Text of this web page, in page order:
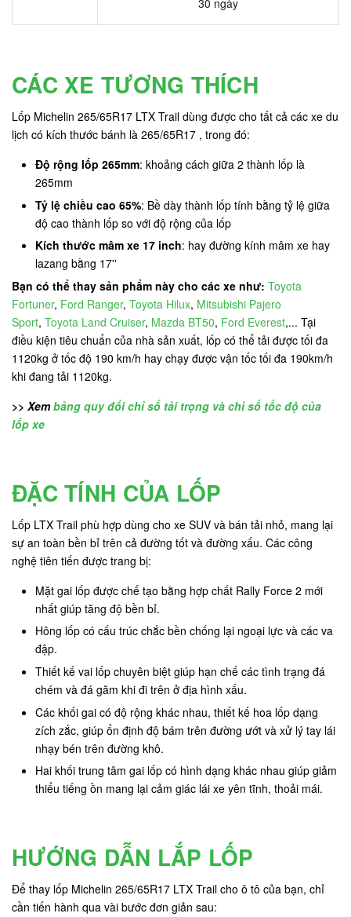
CÁC XE TƯƠNG THÍCH
Lốp Michelin 265/65R17 LTX Trail dùng được cho tất cả các xe du
lịch có kích thước bánh là 265/65R17 , trong đó:
Độ rộng lốp 265mm: khoảng cách giữa 2 thành lốp là
265mm
Tỷ lệ chiều cao 65%: Bề dày thành lốp tính bằng tỷ lệ giữa
độ cao thành lốp so với độ rộng của lốp
Kích thước mâm xe 17 inch: hay đường kính mâm xe hay
lazang bằng 17''
Bạn có thể thay sản phẩm này cho các xe như: Toyota
Fortuner, Ford Ranger, Toyota Hilux, Mitsubishi Pajero
Sport, Toyota Land Cruiser, Mazda BT50, Ford Everest,... Tại
điều kiện tiêu chuẩn của nhà sản xuất, lốp có thể tải được tối đa
1120kg ở tốc độ 190 km/h hay chạy được vận tốc tối đa 190km/h
khi đang tải 1120kg.
>> Xembảng quy đổi chỉ số tải trọng và chỉ số tốc độ của
lốp xe
ĐẶC TÍNH CỦA LỐP
Lốp LTX Trail phù hợp dùng cho xe SUV và bán tải nhỏ, mang lại
sự an toàn bền bỉ trên cả đường tốt và đường xấu. Các công
nghệ tiên tiến được trang bị:
Mặt gai lốp được chế tạo bằng hợp chất Rally Force 2 mới
nhất giúp tăng độ bền bỉ.
Hông lốp có cấu trúc chắc bền chống lại ngoại lực và các va
đập.
Thiết kế vai lốp chuyên biệt giúp hạn chế các tình trạng đá
chém và đá găm khi đi trên ở địa hình xấu.
Các khối gai có độ rộng khác nhau, thiết kế hoa lốp dạng
zích zắc, giúp ổn định độ bám trên đường ướt và xử lý tay lái
nhạy bén trên đường khô.
Hai khối trung tâm gai lốp có hình dạng khác nhau giúp giảm
thiểu tiếng ồn mang lại cảm giác lái xe yên tĩnh, thoải mái.
HƯỚNG DẪN LẮP LỐP
Để thay lốp Michelin 265/65R17 LTX Trail cho ô tô của bạn, chỉ
cần tiến hành qua vài bước đơn giản sau: